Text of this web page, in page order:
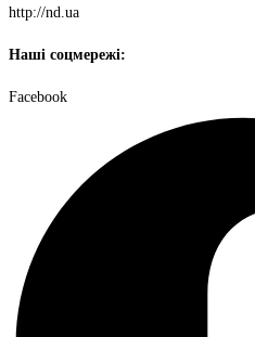
http://nd.ua
Наші соцмережі:
Facebook